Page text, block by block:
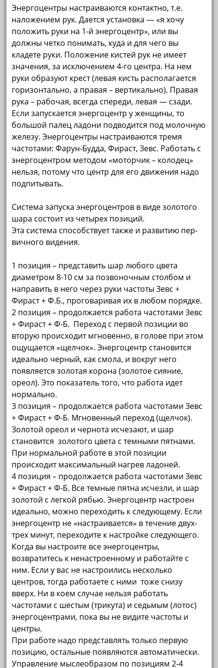
Энергоцентры настраиваются контактно, т.е.
наложением рук. Дается установка — «я хочу
положить руки на 1-й энергоцентр», или вы
должны четко понимать, куда и для чего вы
кладете руки. Положение кистей рук не имеет
значения, за исключением 4-го центра. На нем
руки обра­зу­ют крест (левая кисть располагается
горизонтально, а правая – вертикально). Правая
рука – ра­бочая, всегда спереди, левая — сзади.
Если запускается энергоцентр у женщины, то
большой палец ладони подводится под молочную
же­лезу. Энергоцентры настраиваются тремя
частотами: Фарун-Будда, Фираст, Зевс. Работать с
энергоцентром методом «моторчик – колодец»
нельзя, потому что центр для его движения надо
подпиты­вать.
Система запуска энергоцентров в виде золотого
шара состоит из четырех позиций.
Эта система способствует также и развитию пер­
вичного видения.
1 позиция – представить шар любого цвета
диаметром 8-10 см за позвоночным стол­бом и
направить в него через руки частоты Зевс +
Фираст + Ф.Б., проговаривая их в любом порядке.
2 позиция – продолжается работа частотами Зевс
+ Фираст + Ф-Б. Переход с первой позиции во
вторую происхо­дит мгновенно, в голове при этом
ощущается «щелчок». Энергоцентр становится
идеально черный, как смола, и вокруг него
появляется золотая корона (золотое сияние,
ореол). Это показатель того, что работа идет
нормально.
3 позиция – продолжается работа частотами Зевс
+ Фираст + Ф-Б. Мгновенный переход (щелчок).
Золотой ореол и чернота исчезают, и шар
становится золотого цвета с темными пятнами.
При нормальной работе в этой позиции
происходит максимальный нагрев ладоней.
4 позиция – продолжается работа частотами Зевс
+ Фираст + Ф-Б. Все темные пятна исчезли, и шар
золотой с легкой рябью. Энергоцентр настроен
идеально, можно переходить к следующему. Если
энергоцентр не «настраивается» в течение двух-
трех минут, переходите к настройке следующего.
Когда вы настроите все энергоцентры,
возвратитесь к ненастроенному и работайте с
ним. Если у вас не настроились несколько
центров, тогда работаете с ними тоже снизу
вверх. Ни в коем случае нельзя работать
частотами с шестым (трикута) и седьмым (лотос)
энергоцентрами, пока вы не видите частоты и
центры.
При работе надо представлять только первую
позицию, остальные появля­ются автоматически.
Управление мыслеобразом по позициям 2-4